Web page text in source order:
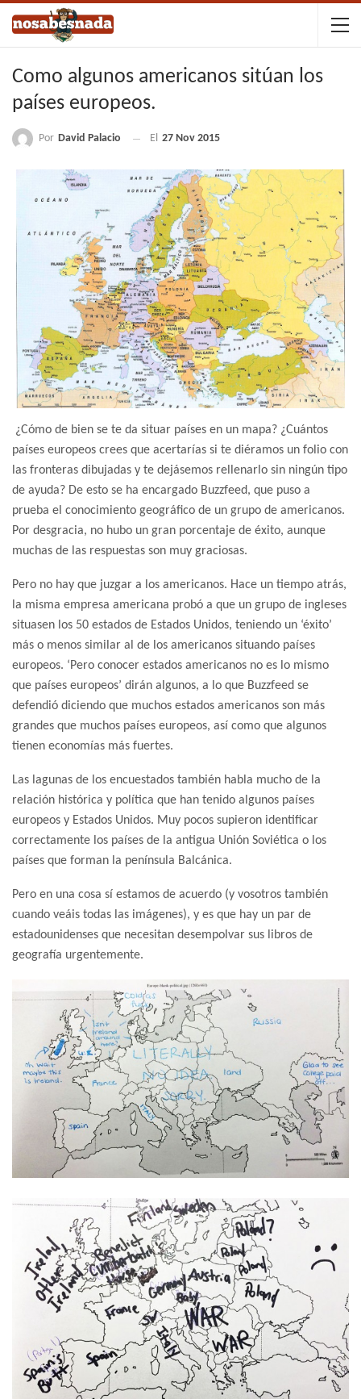
Como algunos americanos sitúan los
países europeos.
Por David Palacio El 27 Nov 2015
¿Cómo de bien se te da situar países en un mapa? ¿Cuántos
países europeos crees que acertarías si te diéramos un folio con
las fronteras dibujadas y te dejásemos rellenarlo sin ningún tipo
de ayuda? De esto se ha encargado Buzzfeed, que puso a
prueba el conocimiento geográfico de un grupo de americanos.
Por desgracia, no hubo un gran porcentaje de éxito, aunque
muchas de las respuestas son muy graciosas.
Pero no hay que juzgar a los americanos. Hace un tiempo atrás,
la misma empresa americana probó a que un grupo de ingleses
situasen los 50 estados de Estados Unidos, teniendo un ‘éxito’
más o menos similar al de los americanos situando países
europeos. ‘Pero conocer estados americanos no es lo mismo
que países europeos’ dirán algunos, a lo que Buzzfeed se
defendió diciendo que muchos estados americanos son más
grandes que muchos países europeos, así como que algunos
tienen economías más fuertes.
Las lagunas de los encuestados también habla mucho de la
relación histórica y política que han tenido algunos países
europeos y Estados Unidos. Muy pocos supieron identificar
correctamente los países de la antigua Unión Soviética o los
países que forman la península Balcánica.
Pero en una cosa sí estamos de acuerdo (y vosotros también
cuando veáis todas las imágenes), y es que hay un par de
estadounidenses que necesitan desempolvar sus libros de
geografía urgentemente.